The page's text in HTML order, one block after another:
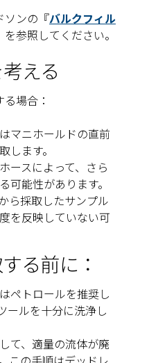
ソンの『バルクフィル
を参照してください。
える
場合：
マニホールドの直前
します。
ースによって、さら
可能性があります。
ら採取したサンプル
を反映していない可
る前に：
ペトロールを推奨し
ールを十分に洗浄し
て、適量の流体が廃